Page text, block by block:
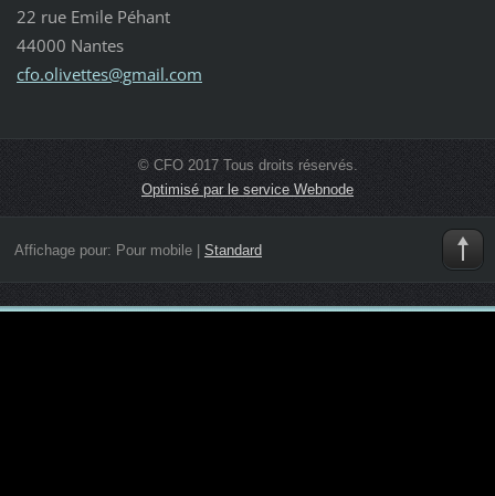
22 rue Emile Péhant
44000 Nantes
cfo.olivettes@gmail.com
© CFO 2017 Tous droits réservés.
Optimisé par le service Webnode
Affichage pour: Pour mobile| Standard